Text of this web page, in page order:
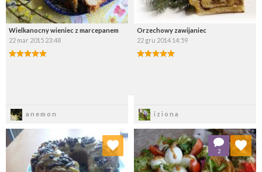
Wielkanocny wieniec z marcepanem
22 mar 2015 23:48
anemon
Orzechowy zawijaniec
22 gru 2014 14:59
iziona
Dodaj do ulubionych
Wybierz listę:
2
Dodaj do ulubionych
Wybierz listę: